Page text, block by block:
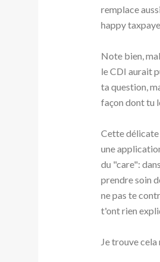
remplace
happy
Note bien,
le CDI aurait
ta question,
façon dont tu
Cette
une
du "care":
prendre soin
ne pas te
t'ont rien
Je trouve cela